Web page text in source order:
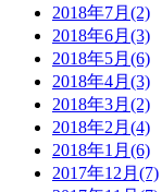
2018年7月(2)
2018年6月(3)
2018年5月(6)
2018年4月(3)
2018年3月(2)
2018年2月(4)
2018年1月(6)
2017年12月(7)